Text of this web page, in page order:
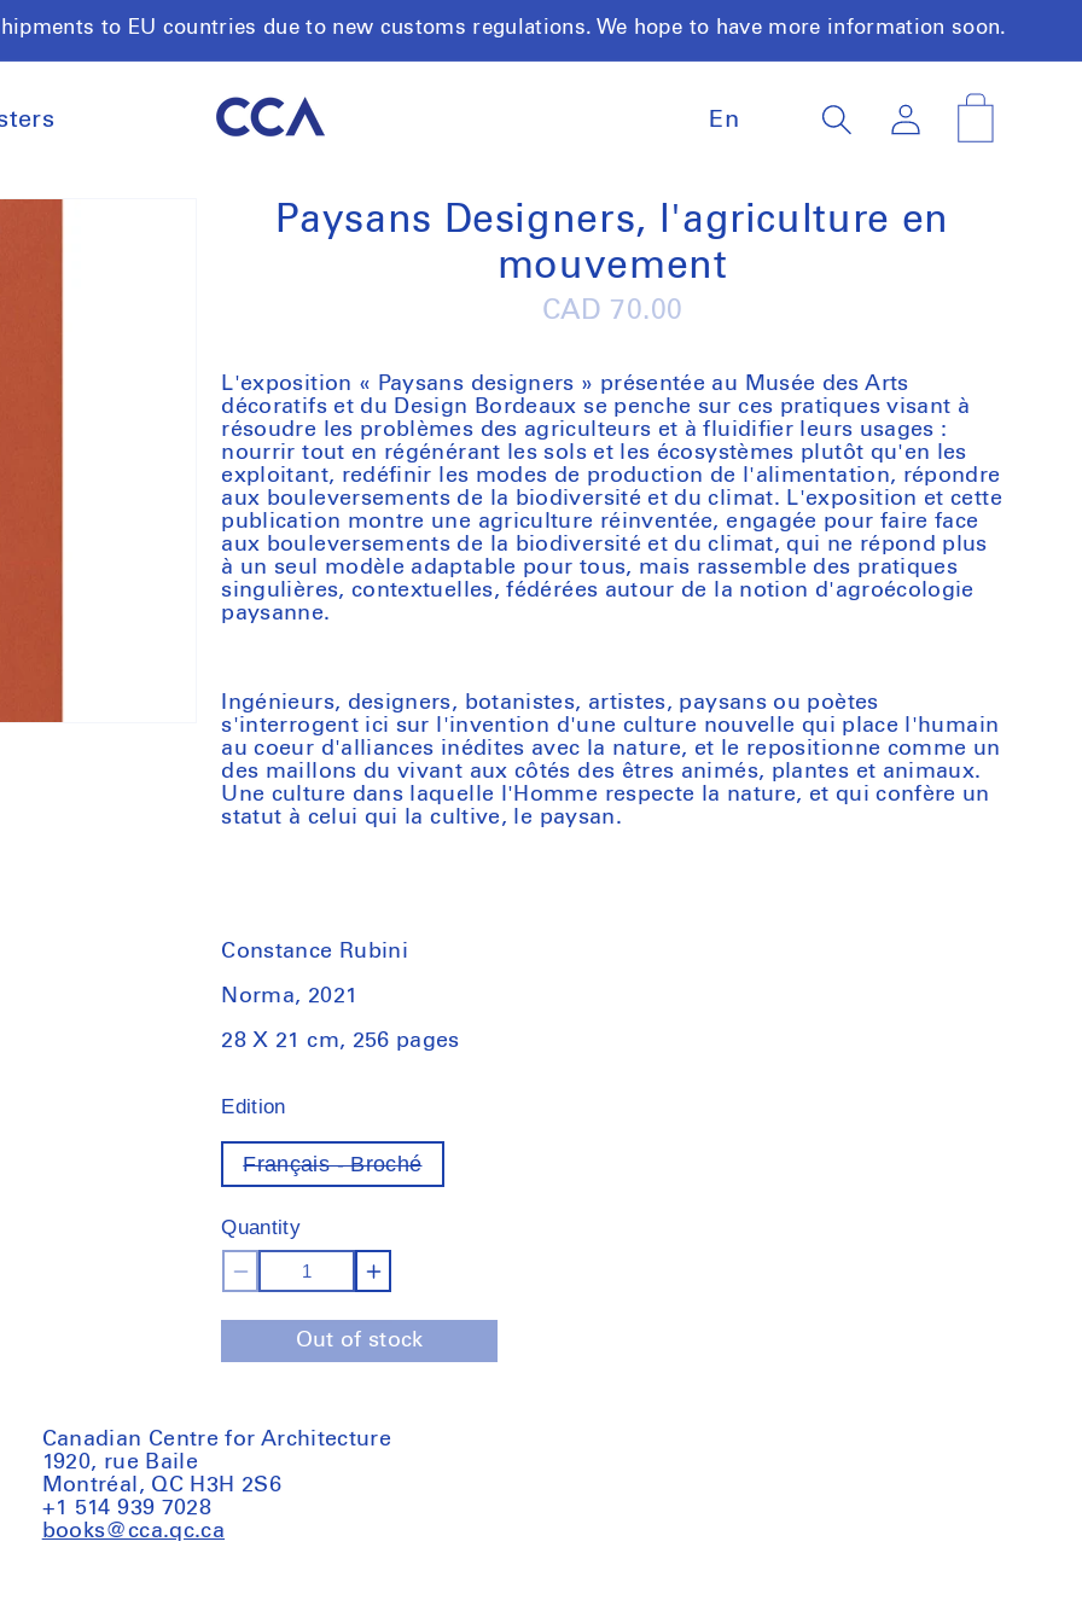
to EU countries due to new customs regulations. We hope to have more information soon.
u
a
g
En
Log
in
Paysans Designers, l'agriculture en
mouvement
Regular
CAD 70.00
L'exposition « Paysans designers » présentée au Musée des Arts
décoratifs et du Design Bordeaux se penche sur ces pratiques visant à
résoudre les problèmes des agriculteurs et à fluidifier leurs usages :
nourrir tout en régénérant les sols et les écosystèmes plutôt qu'en les
exploitant, redéfinir les modes de production de l'alimentation, répondre
aux bouleversements de la biodiversité et du climat. L'exposition et cette
publication montre une agriculture réinventée, engagée pour faire face
aux bouleversements de la biodiversité et du climat, qui ne répond plus
à un seul modèle adaptable pour tous, mais rassemble des pratiques
singulières, contextuelles, fédérées autour de la notion d'agroécologie
paysanne.
Ingénieurs, designers, botanistes, artistes, paysans ou poètes
s'interrogent ici sur l'invention d'une culture nouvelle qui place l'humain
au coeur d'alliances inédites avec la nature, et le repositionne comme un
des maillons du vivant aux côtés des êtres animés, plantes et animaux.
Une culture dans laquelle l'Homme respecte la nature, et qui confère un
statut à celui qui la cultive, le paysan.
Constance Rubini
Norma, 2021
28 X 21 cm, 256 pages
Edition
Français - BrochéVariant
out
Quantity
Decrease
quantity
l&#39;agriculture
mouvement
Increase
quantity
for
l&#39;agriculture
Out of stock
Canadian Centre for Architecture
1920, rue Baile
Montréal, QC H3H 2S6
+1 514 939 7028
books@cca.qc.ca